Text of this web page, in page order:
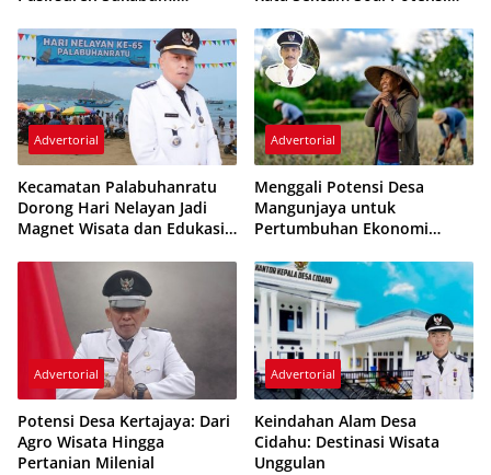
Advertorial
Kecamatan Palabuhanratu
Dorong Hari Nelayan Jadi
Magnet Wisata dan Edukasi
Advertorial
Menggali Potensi Desa
Mangunjaya untuk
Pertumbuhan Ekonomi
Advertorial
Potensi Desa Kertajaya: Dari
Agro Wisata Hingga
Pertanian Milenial
Advertorial
Keindahan Alam Desa
Cidahu: Destinasi Wisata
Unggulan